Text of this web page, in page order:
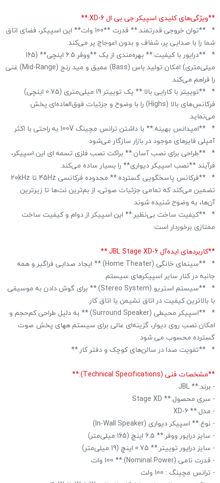
**ویژگی‌های کلیدی اسپیکر جی بی ال XD-6:**
* **توان خروجی قدرتمند:** قدرت **100 وات** این اسپیکر، فضای اتاق
شما را با صدایی پر، شفاف و بدون اعوجاج پر می‌کند.
* **درایور با کیفیت:** بهره‌مندی از یک **ووفر 6.5 اینچی** (165
میلی‌متری) امکان تولید باس (Bass) عمیق و مید رنج (Mid-Range) غنی
را فراهم می‌کند.
* **توییتر با کارایی بالا:** یک توییتر 19 میلی‌متری (0.75 اینچی)
فرکانس‌های بالا (Highs) را با وضوح و جزئیات فوق‌العاده‌ای پخش
می‌نماید.
* **امپدانس بهینه:** با داشتن ترانس مچینگ 100V به راحتی با اکثر
آمپلی فایرهای موجود در بازار سازگار می‌شود.
* **طراحی برای نصب آسان:** براکت نصب فلزی تسمه ای این اسپیکر،
فرآیند **نصب اسپیکر دیواری** را بسیار ساده می‌کند.
* **فرکانس پاسخگویی گسترده:** محدوده فرکانسی 45Hz تا 20kHz
تضمین می‌کند که تمامی جزئیات صوتی، از بم‌ترین نت‌ها تا زیرترین
آن‌ها، به وضوح شنیده شوند.
* **کیفیت ساخت بی‌نظیر:** این اسپیکر از دوام و کیفیت ساخت
ممتازی برخوردار است.
**کاربردهای ایده‌آل JBL Stage XD-6:**
* **سینمای خانگی (Home Theater):** ایجاد صدایی فراگیر و همه
جانبه در کنار سایر اسپیکرهای سیستم.
* **سیستم استریو (Stereo System):** برای گوش دادن به موسیقی
با بالاترین کیفیت در اتاق نشیمن یا اتاق کار.
* **اسپیکر محیطی (Surround Speaker):** به دلیل طراحی کم‌حجم و
امکان نصب روی دیوار، گزینه‌ای عالی برای سیستم ههای پخش صوت
گسترده محسوب می شود
* **تقویت صدا در سالن‌های کوچک و دفتر کار.**
**مشخصات فنی (Technical Specifications):**
- برند:** JBL
- سری محصول:** Stage XD
- مدل:** XD-6
- نوع:** اسپیکر دیواری (In-Wall Speaker)
- سایز درایور ووفر:** 6.5 اینچ (165 میلی‌متر)
- سایز درایور توییتر:** 0.75 اینچ (19 میلی‌متر)
- قدرت نامی (Nominal Power):** 100 وات
- ترانس مچینگ : 100 ولت